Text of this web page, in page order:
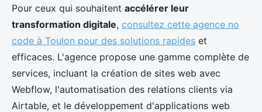
Pour ceux qui souhaitent accélérer leur
transformation digitale, consultez cette agence no
code à Toulon pour des solutions rapides et
efficaces. L'agence propose une gamme complète de
services, incluant la création de sites web avec
Webflow, l'automatisation des relations clients via
Airtable, et le développement d'applications web